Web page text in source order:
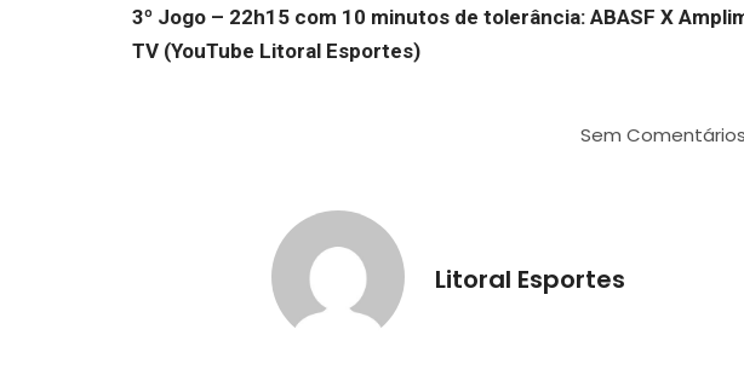
3º Jogo – 22h15 com 10 minutos de tolerância: ABASF X
TV (YouTube Litoral Esportes)
Sem Comentários
Litoral Esportes